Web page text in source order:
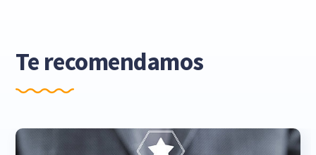
Te recomendamos